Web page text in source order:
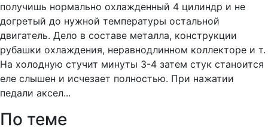
получишь нормально охлажденный 4 цилиндр и не
догретый до нужной температуры остальной
двигатель. Дело в составе металла, конструкции
рубашки охлаждения, неравнодлинном коллекторе и т.
На холодную стучит минуты 3-4 затем стук станоится
еле слышен и исчезает полностью. При нажатии
педали аксел...
По теме